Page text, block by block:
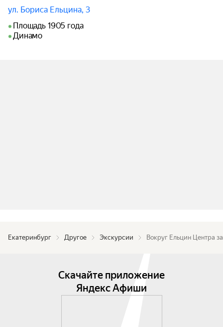
ул. Бориса Ельцина, 3
Площадь 1905 года
Динамо
Екатеринбург Другое Экскурсии Вокруг Ельцин Центра
Скачайте приложение
Яндекс Афиши